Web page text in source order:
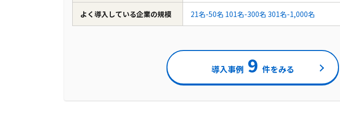
よく導入している企業の規模 21名-50名 101名-300名 301名-1,000名
導入事例 9 件をみる